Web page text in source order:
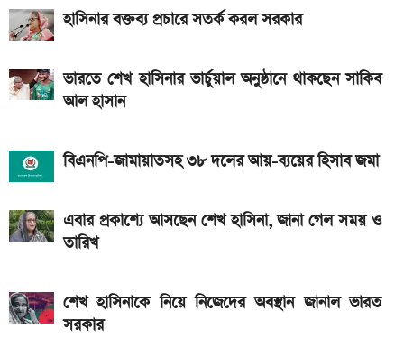
Bajaj Pulsar N160 S: দাম, ইঞ্জিন, ফিচার ও
স্পেসিফিকেশন
Yamaha MT-15 V2 2026: নতুন ৬ রঙে আরও
আকর্ষণীয় স্পোর্টস বাইক
মাইলেজ
হাসিনার বক্তব্য প্রচারে সতর্ক করল সরকার
ভারতে শেখ হাসিনার ভার্চুয়াল অনুষ্ঠানে থাকছেন সাকিব
আল হাসান
বিএনপি-জামায়াতসহ ৩৮ দলের আয়-ব্যয়ের হিসাব জমা
এবার প্রকাশ্যে আসছেন শেখ হাসিনা, জানা গেল সময় ও
তারিখ
শেখ হাসিনাকে নিয়ে নিজেদের অবস্থান জানাল ভারত
সরকার